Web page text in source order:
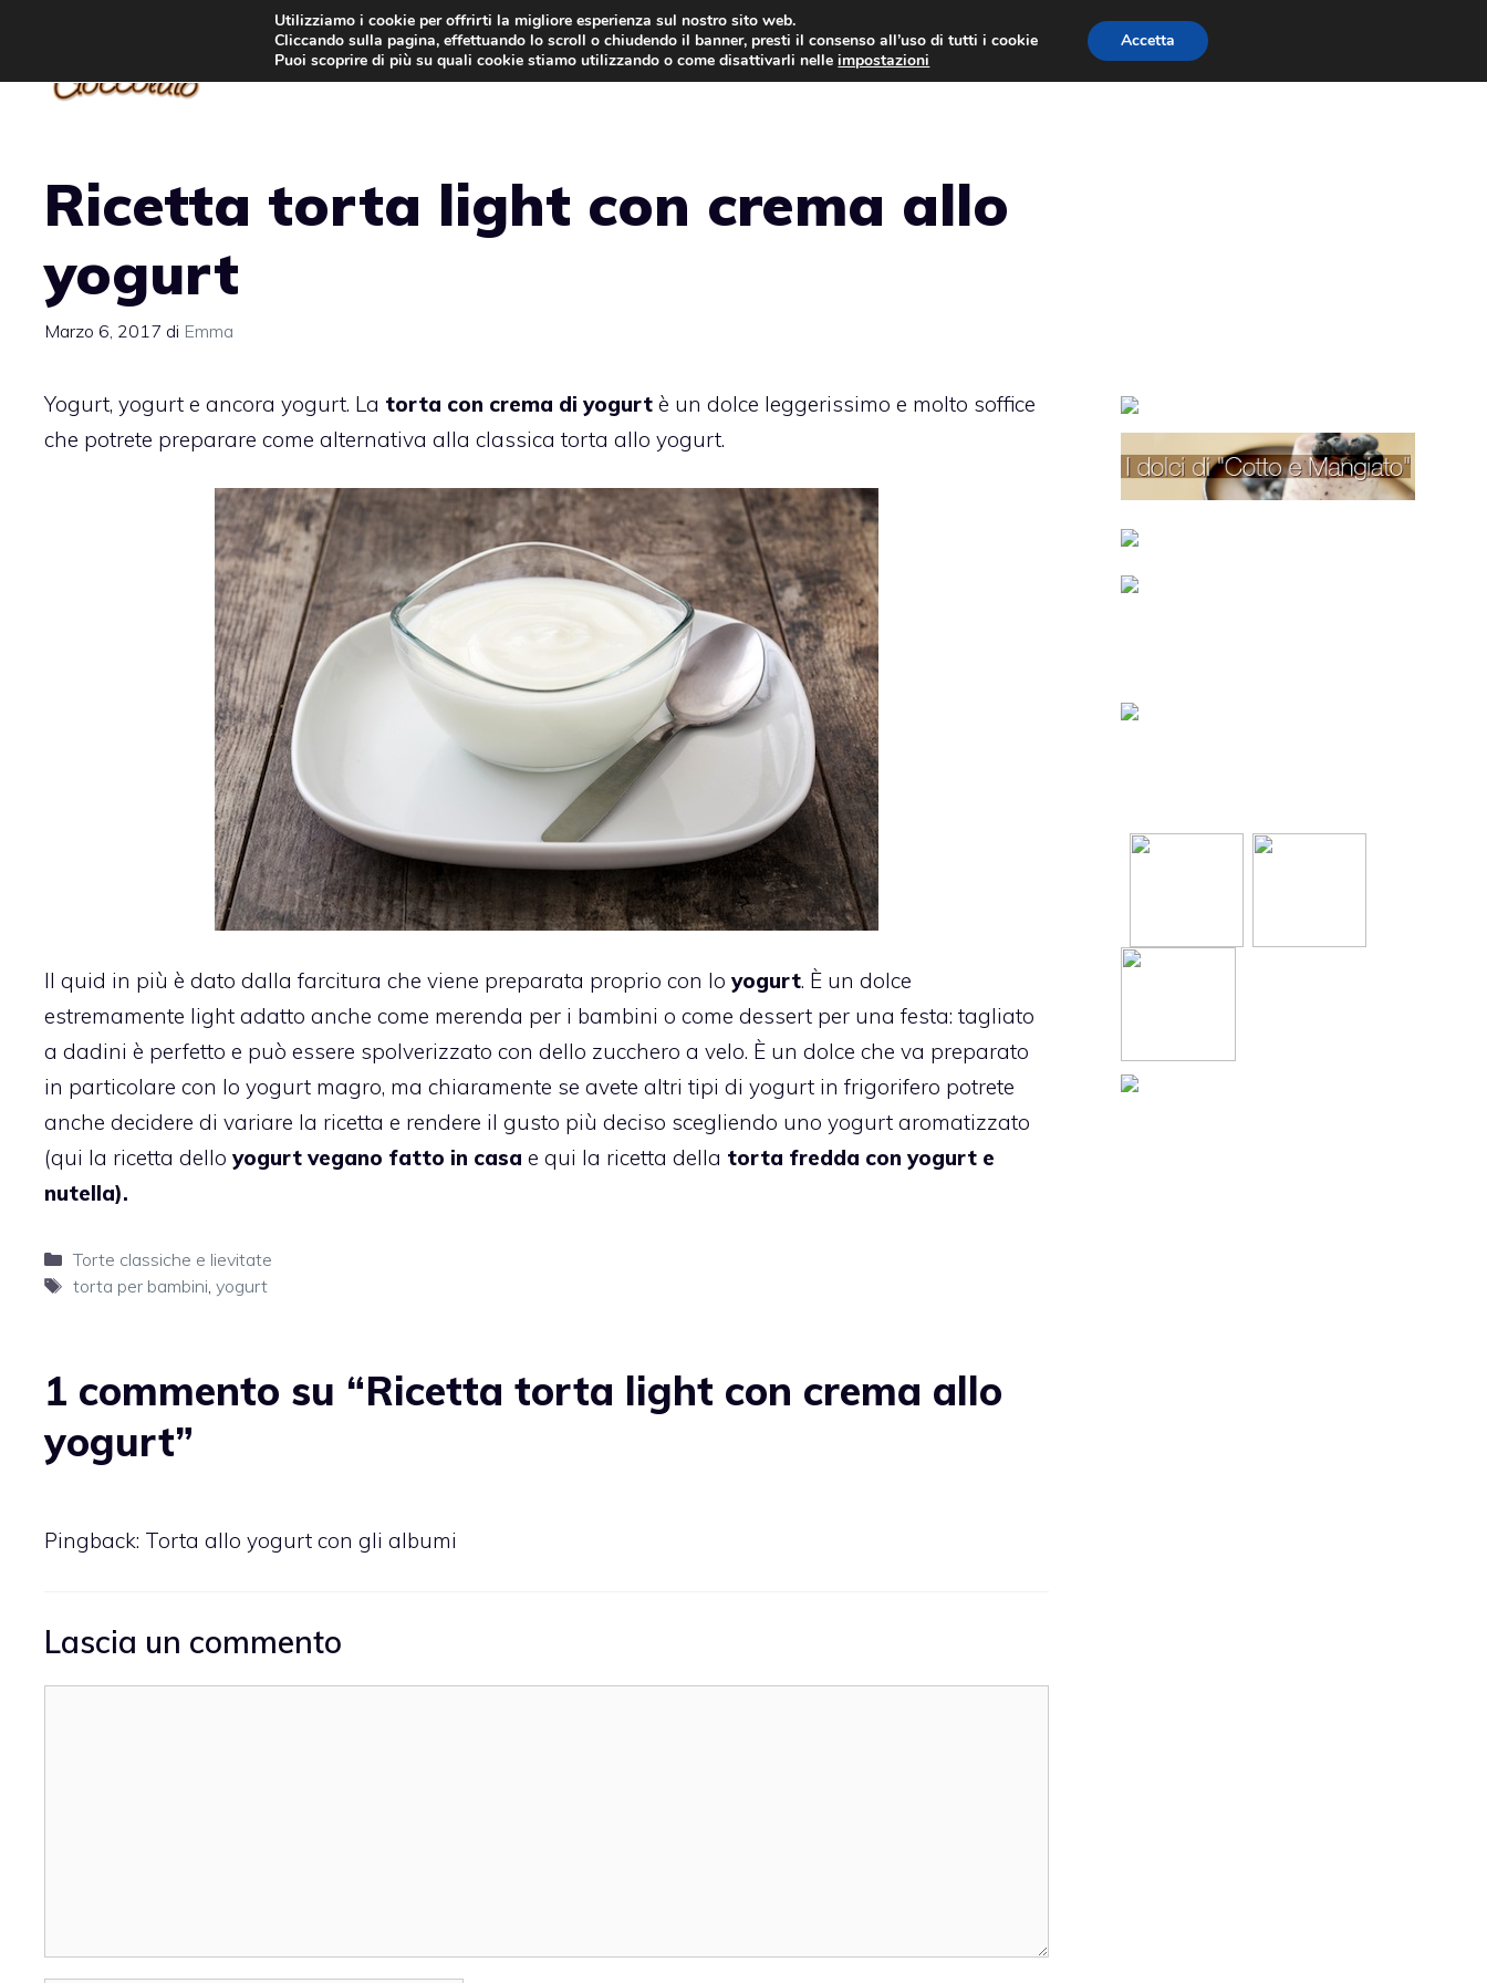
contenuto
TORTE AL CIOCCOLATO TORTE CLASSICHE TORTE PER BAMBINI
Ricetta torta light con crema allo
yogurt
Marzo 6, 2017 di Emma
Yogurt, yogurt e ancora yogurt. La torta con crema di yogurt è un dolce leggerissimo e molto soffice
che potrete preparare come alternativa alla classica torta allo yogurt.
Il quid in più è dato dalla farcitura che viene preparata proprio con lo yogurt. È un dolce
estremamente light adatto anche come merenda per i bambini o come dessert per una festa: tagliato
a dadini è perfetto e può essere spolverizzato con dello zucchero a velo. È un dolce che va preparato
in particolare con lo yogurt magro, ma chiaramente se avete altri tipi di yogurt in frigorifero potrete
anche decidere di variare la ricetta e rendere il gusto più deciso scegliendo uno yogurt aromatizzato
(qui la ricetta dello yogurt vegano fatto in casa e qui la ricetta della torta fredda con yogurt e
nutella).
Categorie
Torte classiche e lievitate
Tag
torta per bambini yogurt
1 commento su “Ricetta torta light con crema allo
yogurt”
Pingback: Torta allo yogurt con gli albumi
Lascia un commento
Utilizziamo i cookie per offrirti la migliore esperienza sul nostro sito web.
Cliccando sulla pagina, effettuando lo scroll o chiudendo il banner, presti il consenso all’uso di tutti i cookie
Puoi scoprire di più su quali cookie stiamo utilizzando o come disattivarli nelleimpostazioni
Accetta